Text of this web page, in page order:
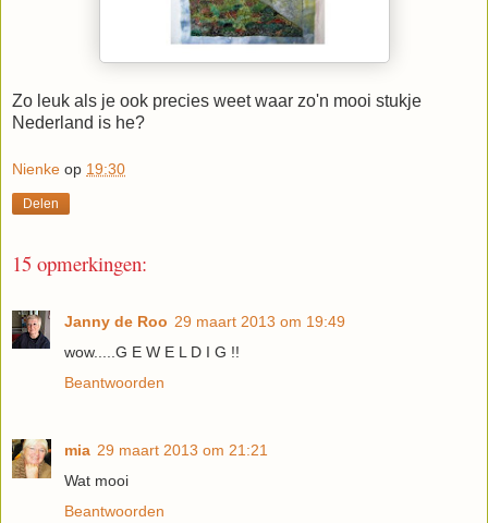
Zo leuk als je ook precies weet waar zo'n mooi stukje
Nederland is he?
Nienke op 19:30
Delen
15 opmerkingen:
Janny de Roo 29 maart 2013 om 19:49
wow.....G E W E L D I G !!
Beantwoorden
mia 29 maart 2013 om 21:21
Wat mooi
Beantwoorden